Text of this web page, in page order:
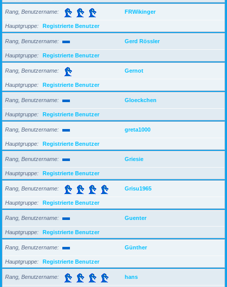
Rang, Benutzername FRWikinger
Hauptgruppe Registrierte Benutzer
Rang, Benutzername Gerd Rössler
Hauptgruppe Registrierte Benutzer
Rang, Benutzername Gernot
Hauptgruppe Registrierte Benutzer
Rang, Benutzername Gloeckchen
Hauptgruppe Registrierte Benutzer
Rang, Benutzername greta1000
Hauptgruppe Registrierte Benutzer
Rang, Benutzername Griesie
Hauptgruppe Registrierte Benutzer
Rang, Benutzername Grisu1965
Hauptgruppe Registrierte Benutzer
Rang, Benutzername Guenter
Hauptgruppe Registrierte Benutzer
Rang, Benutzername Günther
Hauptgruppe Registrierte Benutzer
Rang, Benutzername hans